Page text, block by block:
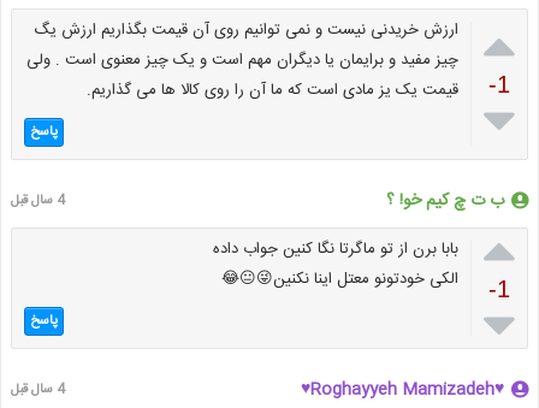

-1

ارزش خریدنی نیست و نمی توانیم روی آن قیمت بگذاریم ارزش یگ
چیز مفید و برایمان یا دیگران مهم است و یک چیز معنوی است . ولی
قیمت یک یز مادی است که ما آن را روی کالا ها می گذاریم.
پاسخ
ب ت چ کیم خو! ؟ 4 سال قبل

-1

بابا برن از تو ماگرتا نگا کنین جواب داده
الکی خودتونو معتل اینا نکنین😜😐😂
پاسخ
♥Roghayyeh Mamizadeh♥ 4 سال قبل